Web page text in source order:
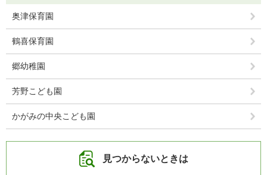
奥津保育園
鶴喜保育園
郷幼稚園
芳野こども園
かがみの中央こども園
見つからないときは